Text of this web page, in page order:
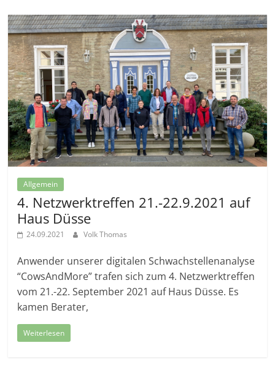
Allgemein
4. Netzwerktreffen 21.-22.9.2021 auf
Haus Düsse
24.09.2021 Volk Thomas
Anwender unserer digitalen Schwachstellenanalyse
“CowsAndMore” trafen sich zum 4. Netzwerktreffen
vom 21.-22. September 2021 auf Haus Düsse. Es
kamen Berater,
Weiterlesen